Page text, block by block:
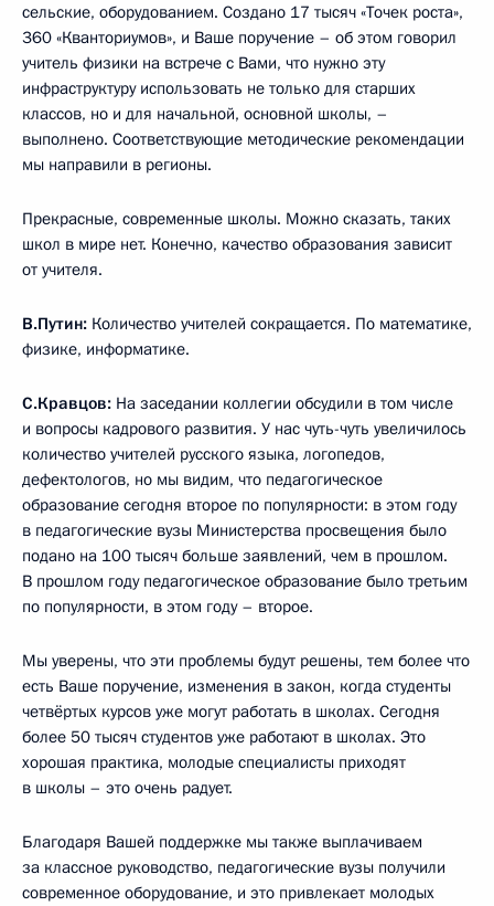
сельские, оборудованием. Создано 17 тысяч «Точек роста»,
360 «Кванториумов», и Ваше поручение – об этом говорил
учитель физики на встрече с Вами, что нужно эту
инфраструктуру использовать не только для старших
классов, но и для начальной, основной школы, –
выполнено. Соответствующие методические рекомендации
мы направили в регионы.
Прекрасные, современные школы. Можно сказать, таких
школ в мире нет. Конечно, качество образования зависит
от учителя.
В.Путин: Количество учителей сокращается. По математике,
физике, информатике.
С.Кравцов: На заседании коллегии обсудили в том числе
и вопросы кадрового развития. У нас чуть-чуть увеличилось
количество учителей русского языка, логопедов,
дефектологов, но мы видим, что педагогическое
образование сегодня второе по популярности: в этом году
в педагогические вузы Министерства просвещения было
подано на 100 тысяч больше заявлений, чем в прошлом.
В прошлом году педагогическое образование было третьим
по популярности, в этом году – второе.
Мы уверены, что эти проблемы будут решены, тем более что
есть Ваше поручение, изменения в закон, когда студенты
четвёртых курсов уже могут работать в школах. Сегодня
более 50 тысяч студентов уже работают в школах. Это
хорошая практика, молодые специалисты приходят
в школы – это очень радует.
Благодаря Вашей поддержке мы также выплачиваем
за классное руководство, педагогические вузы получили
современное оборудование, и это привлекает молодых